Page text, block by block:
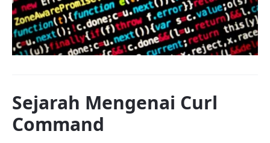
Sejarah Mengenai Curl
Command